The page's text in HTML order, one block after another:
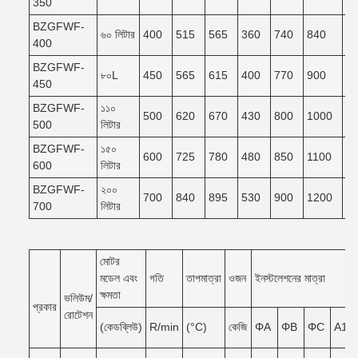
BZGFWF-
400
৬০ লিটার 400 515 565 360 740 840
BZGFWF-
450
৮০L 450 565 615 400 770 900
BZGFWF-
500
১১০
লিটার
500 620 670 430 800 1000
BZGFWF-
600
১৫০
লিটার
600 725 780 480 850 1100
BZGFWF-
700
২০০
লিটার
700 840 895 530 900 1200
প্রকার
ভলিউম/
রোটেশন
মোটর
মডেল এবং
ক্ষমতা
গতি তাপমাত্রা ওজন ইনস্টলেশনের মাত্রা
(কেডব্লিউ) R/min (°C) কেজি ΦA ΦB ΦC A1